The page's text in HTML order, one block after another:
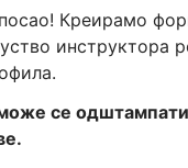
Креирамо
може се